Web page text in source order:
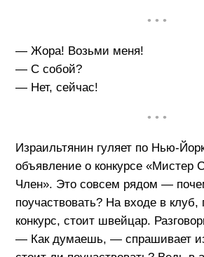
• • •
— Жора! Возьми меня!
— С собой?
— Нет, сейчас!
• • •
Израильтянин гуляет по Нью-
объявление о конкурсе
Член». Это совсем рядом —
поучаствовать? На входе в клуб,
конкурс, стоит швейцар.
— Как думаешь, — спрашивает